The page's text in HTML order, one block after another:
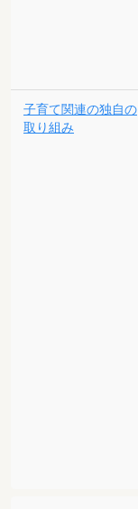
子育て関連の独自の
取り組み